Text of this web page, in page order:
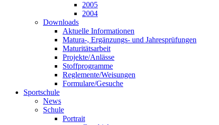
2005
2004
Downloads
Aktuelle Informationen
Matura-, Ergänzungs- und Jahresprüfungen
Maturitätsarbeit
Projekte/Anlässe
Stoffprogramme
Reglemente/Weisungen
Formulare/Gesuche
Sportschule
News
Schule
Portrait